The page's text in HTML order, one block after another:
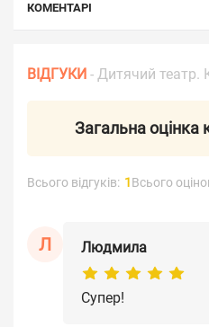
КОМЕНТАРІ
ВІДГУКИ - Дитячий
Загальна оцінка
Всього відгуків: 1Всього
Л Людмила
Супер!